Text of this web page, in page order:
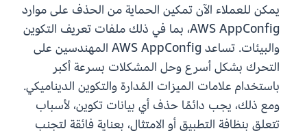
يمكن للعملاء الآن تمكين الحماية من الحذف على موارد
AWS AppConfig، بما في ذلك ملفات تعريف التكوين
والبيئات. تساعد AWS AppConfig المهندسين على
التحرك بشكل أسرع وحل المشكلات بسرعة أكبر
باستخدام علامات الميزات المُدارة والتكوين الديناميكي.
ومع ذلك، يجب دائمًا حذف أي بيانات تكوين، لأسباب
تتعلق بنظافة التطبيق أو الامتثال، بعناية فائقة لتجنب